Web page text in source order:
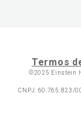
Termos
©2025 Einstein
CNPJ: 60.765.823/